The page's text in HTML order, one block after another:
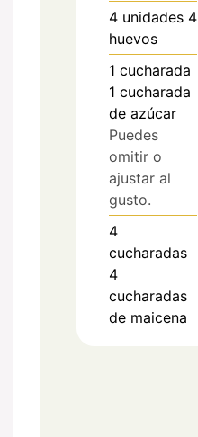
4 unidades 4
huevos
1 cucharada
1 cucharada
de azúcar
Puedes
omitir o
ajustar al
gusto.
4
cucharadas
4
cucharadas
de maicena